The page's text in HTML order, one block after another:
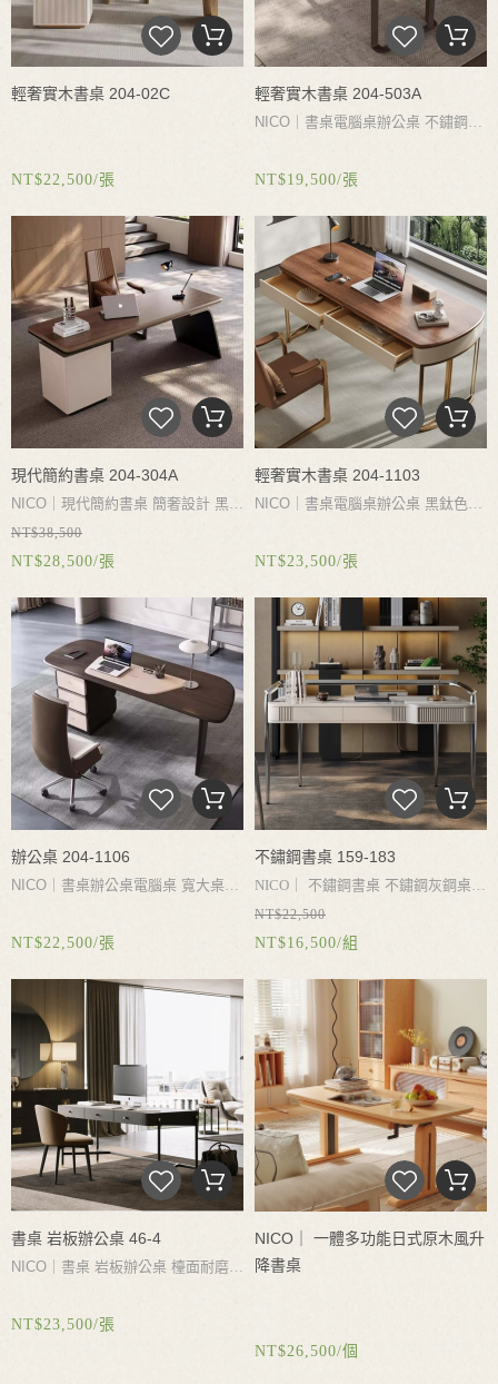
輕奢實木書桌 204-02C
NT$22,500/張
輕奢實木書桌 204-503A
NICO｜書桌電腦桌辦公桌 不鏽鋼真
華 隱木著色 展現東方氣韻 簡約不
凡 多種尺寸選擇 契合不同空間需求
NT$19,500/張
現代簡約書桌 204-304A
NICO｜現代簡約書桌 簡奢設計 黑鈦
色與香檳色可選 收納有序 與木相
伴 沉靜自然 圓潤設計 優雅百搭
NT$38,500
NT$28,500/張
輕奢實木書桌 204-1103
NICO｜書桌電腦桌辦公桌 黑鈦色與
設計 優雅百搭
NT$23,500/張
辦公桌 204-1106
NICO｜書桌辦公桌電腦桌 寬大桌
空間 大容量儲物 抽屜靜音耐磨 邊櫃
可左右安裝 適配多種戶型
NT$22,500/張
不鏽鋼書桌 159-183
NICO 不鏽鋼書桌 不鏽鋼灰鋼桌腳
穩固承重防腐防鏽
體工學弧線設計
質量美感
NT$22,500
NT$16,500/組
書桌 岩板辦公桌 46-4
NICO｜ 書桌 岩板辦公桌 檯面耐磨耐
角安全圓角設計
NT$23,500/張
NICO｜ 一體多功能日式原木風升
降書桌
NT$26,500/個